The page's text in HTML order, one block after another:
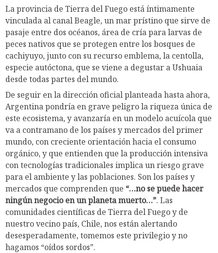
La provincia de Tierra del Fuego está íntimamente
vinculada al canal Beagle, un mar prístino que sirve de
pasaje entre dos océanos, área de cría para larvas de
peces nativos que se protegen entre los bosques de
cachiyuyo, junto con su recurso emblema, la centolla,
especie autóctona, que se viene a degustar a Ushuaia
desde todas partes del mundo.
De seguir en la dirección oficial planteada hasta ahora,
Argentina pondría en grave peligro la riqueza única de
este ecosistema, y avanzaría en un modelo acuícola que
va a contramano de los países y mercados del primer
mundo, con creciente orientación hacia el consumo
orgánico, y que entienden que la producción intensiva
con tecnologías tradicionales implica un riesgo grave
para el ambiente y las poblaciones. Son los países y
mercados que comprenden que “…no se puede hacer
ningún negocio en un planeta muerto…”. Las
comunidades científicas de Tierra del Fuego y de
nuestro vecino país, Chile, nos están alertando
desesperadamente, tomemos este privilegio y no
hagamos “oídos sordos”.